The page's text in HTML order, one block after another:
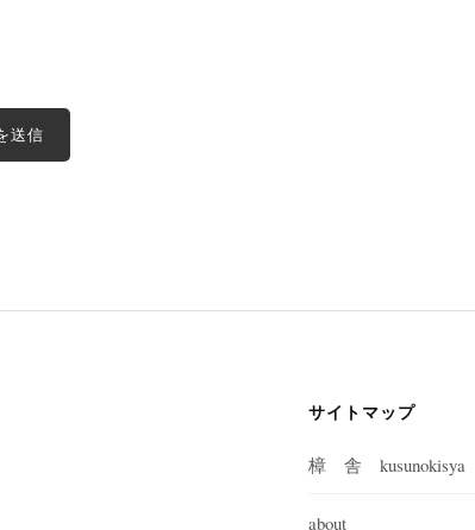
サイトマップ
樟 舎 kusunokisya
about